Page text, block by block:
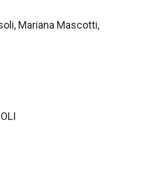
Mariana Mascotti,